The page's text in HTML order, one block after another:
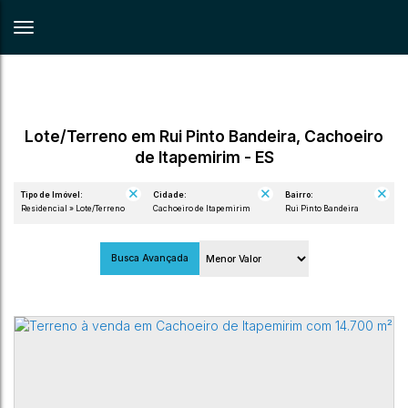
Lote/Terreno em Rui Pinto Bandeira, Cachoeiro
de Itapemirim - ES
Tipo de Imóvel:
Residencial » Lote/Terreno
Cidade:
Cachoeiro de Itapemirim
Bairro:
Rui Pinto Bandeira
Busca Avançada